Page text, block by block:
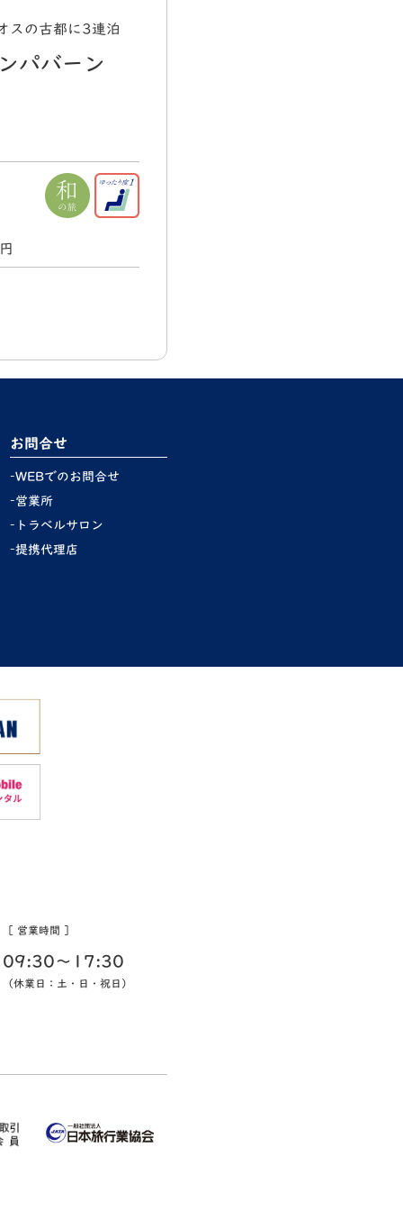
スの古都に3連泊
パバーン
お問合せ
WEBでのお問合せ
営業所
トラベルサロン
提携代理店
［ 営業時間 ］
09:30〜17:30
（休業日：土・日・祝日）